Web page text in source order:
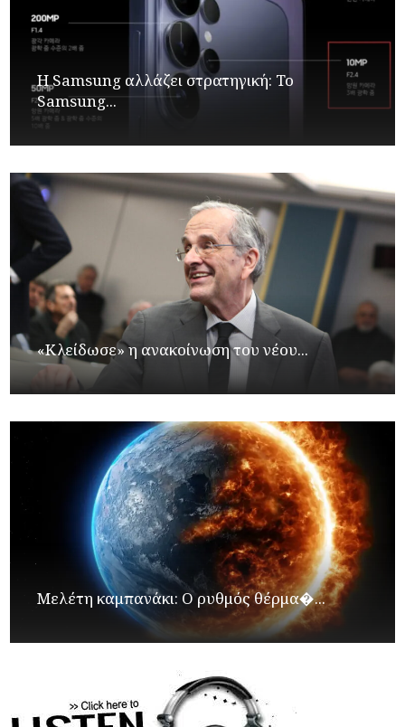
Η Samsung αλλάζει στρατηγική: Το
Samsung...
«Κλείδωσε» η ανακοίνωση του νέου...
Μελέτη καμπανάκι: Ο ρυθμός θέρμα�...